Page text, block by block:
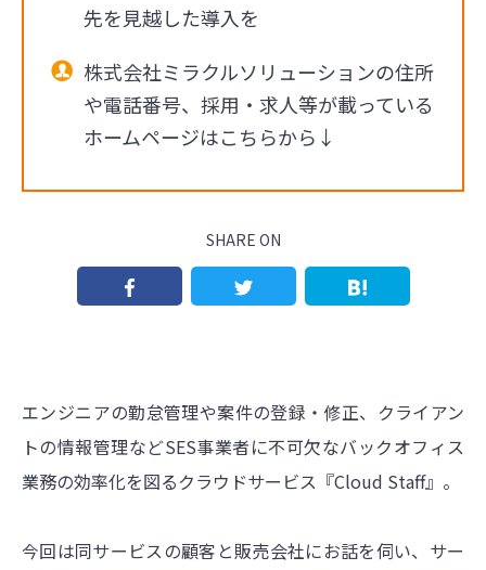
先を見越した導入を
株式会社ミラクルソリューションの住所
や電話番号、採用・求人等が載っている
ホームページはこちらから↓
SHARE ON
エンジニアの勤怠管理や案件の登録・修正、クライアン
トの情報管理などSES事業者に不可欠なバックオフィス
業務の効率化を図るクラウドサービス『Cloud Staff』。
今回は同サービスの顧客と販売会社にお話を伺い、サー